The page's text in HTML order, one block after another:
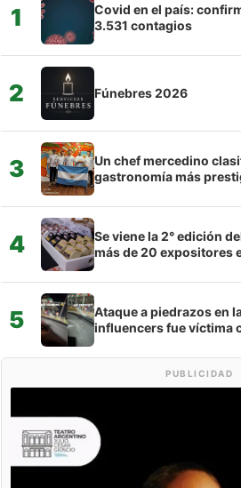
1
Covid en el país:
3.531 contagios
2 Fúnebres 2026
3
Un chef mercedino
gastronomía más
4
Se viene la 2° edición
más de 20 expositores
5
Ataque a piedrazos en
influencers fue víctima
PUBLICIDAD